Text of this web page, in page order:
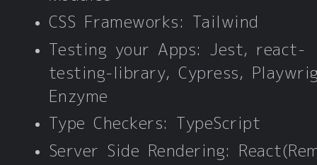
CSS Frameworks: Tailwind
Testing your Apps: Jest, react-
testing-library, Cypress,
Enzyme
Type Checkers: TypeScript
Server Side Rendering: